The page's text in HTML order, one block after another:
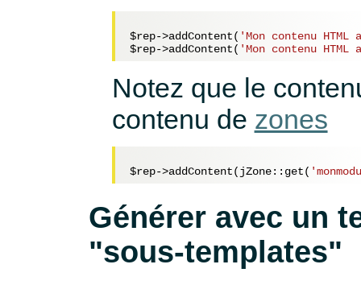
$rep->addContent( 'Mon contenu
$rep->addContent( 'Mon contenu
Notez que le
contenu de zones
$rep->addContent(jZone::get(
Générer avec un
"sous-templates"